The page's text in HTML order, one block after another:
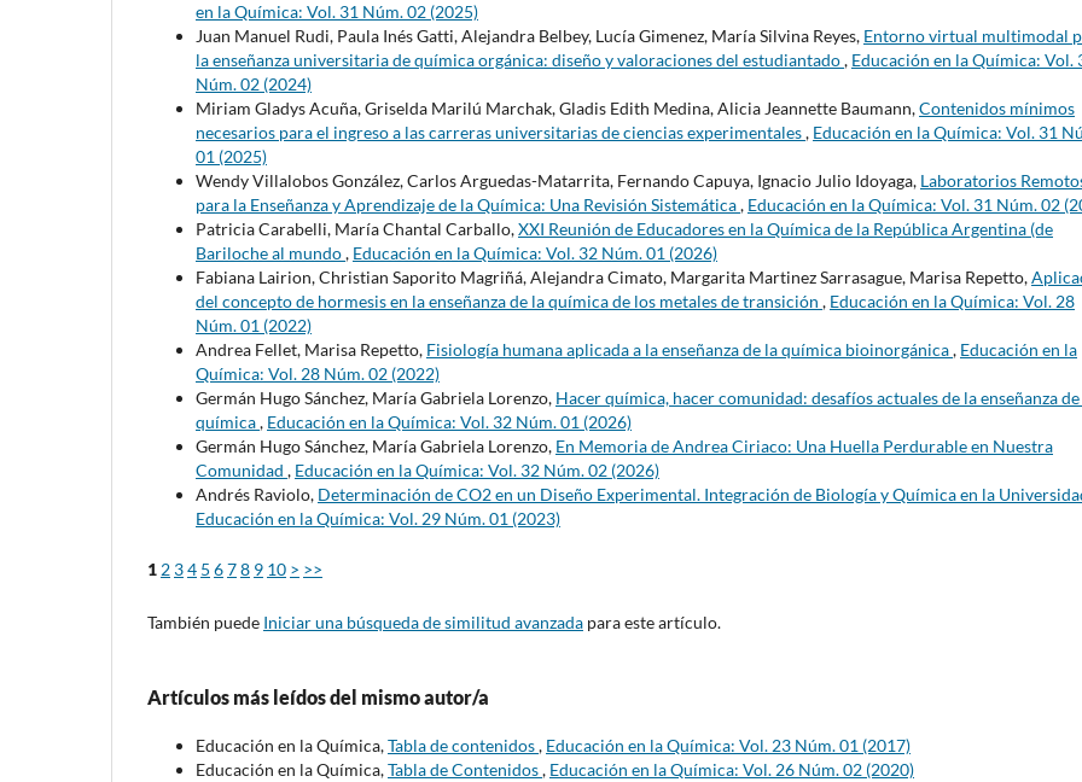
en la Química: Vol. 31 Núm. 02 (2025)
Juan Manuel Rudi, Paula Inés Gatti, Alejandra Belbey, Lucía Gimenez, María Silvina Reyes, Entorno virtual multimodal
la enseñanza universitaria de química orgánica: diseño y valoraciones del estudiantado, Educación en la Química: Vol.
Núm. 02 (2024)
Miriam Gladys Acuña, Griselda Marilú Marchak, Gladis Edith Medina, Alicia Jeannette Baumann,Contenidos mínimos
necesarios para el ingreso a las carreras universitarias de ciencias experimentales, Educación en la Química: Vol. 31
01 (2025)
Wendy Villalobos González, Carlos Arguedas-Matarrita, Fernando Capuya, Ignacio Julio Idoyaga, Laboratorios
para la Enseñanza y Aprendizaje de la Química: Una Revisión Sistemática, Educación en la Química: Vol. 31 Núm. 02
Patricia Carabelli, María Chantal Carballo,XXI Reunión de Educadores en la Química de la República Argentina (de
Bariloche al mundo, Educación en la Química: Vol. 32 Núm. 01 (2026)
Fabiana Lairion, Christian Saporito Magriñá, Alejandra Cimato, Margarita Martinez Sarrasague, Marisa Repetto,
del concepto de hormesis en la enseñanza de la química de los metales de transición , Educación en la Química: Vol. 28
Núm. 01 (2022)
Andrea Fellet, Marisa Repetto, Fisiología humana aplicada a la enseñanza de la química bioinorgánica, Educación en la
Química: Vol. 28 Núm. 02 (2022)
Germán Hugo Sánchez, María Gabriela Lorenzo, Hacer química, hacer comunidad: desafíos actuales de la enseñanza
química, Educación en la Química: Vol. 32 Núm. 01 (2026)
Germán Hugo Sánchez, María Gabriela Lorenzo, En Memoria de Andrea Ciriaco: Una Huella Perdurable en Nuestra
Comunidad , Educación en la Química: Vol. 32 Núm. 02 (2026)
Andrés Raviolo, Determinación de CO2 en un Diseño Experimental. Integración de Biología y Química en la
Educación en la Química: Vol. 29 Núm. 01 (2023)
1 2 34 5 678 9 10 > >>
También puede Iniciar una búsqueda de similitud avanzada para este artículo.
Artículos más leídos del mismo autor/a
Educación en la Química,Tabla de contenidos, Educación en la Química: Vol. 23 Núm. 01 (2017)
Educación en la Química,Tabla de Contenidos, Educación en la Química: Vol. 26 Núm. 02 (2020)